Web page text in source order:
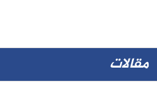
مقالات